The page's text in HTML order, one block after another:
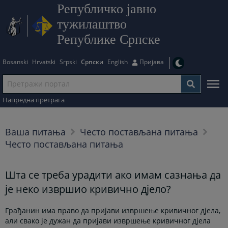
Републичко јавно
тужилаштво
Републике Српске
Bosanski Hrvatski Srpski Српски English Пријава
Напредна претрага
Ваша питања
Често постављана питања
Често постављана питања
Шта се треба урадити ако имам сазнања да
је неко извршио кривично дјело?
Грађанин има право да пријави извршење кривичног дјела,
али свако је дужан да пријави извршење кривичног дјела